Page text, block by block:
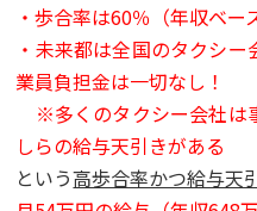
・歩合率は60％（年収ベー
・未来都は全国のタクシ
業員負担金は一切なし！
※多くのタクシー会社は
しらの給与天引きがある
という高歩合率かつ給与天